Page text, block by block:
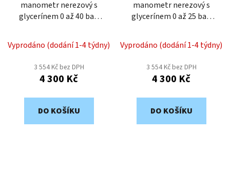
manometr nerezový s
glycerínem 0 až 40 bar,
1/2" MGNZ217
Vyprodáno (dodání 1-4 týdny)
3 554 Kč bez DPH
4 300 Kč
DO KOŠÍKU
manometr nerezový s
glycerínem 0 až 25 bar,
1/2" MGNZ216
Vyprodáno (dodání 1-4 týdny)
3 554 Kč bez DPH
4 300 Kč
DO KOŠÍKU